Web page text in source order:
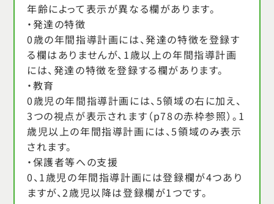
年齢によって表示が異なる欄があります。
・発達の特徴
0歳の年間指導計画には、発達の特徴を登録す
る欄はありませんが、1歳以上の年間指導計画
には、発達の特徴を登録する欄があります。
・教育
0歳児の年間指導計画には、5領域の右に加え、
3つの視点が表示されます（p78の赤枠参照）。1
歳児以上の年間指導計画には、5領域のみ表示
されます。
・保護者等への支援
0、1歳児の年間指導計画には登録欄が4つあり
ますが、2歳児以降は登録欄が1つです。